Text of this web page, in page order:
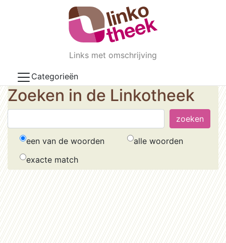
Skip to main content
Links met omschrijving
Categorieën
Zoeken in de Linkotheek
een van de woorden
alle woorden
exacte match